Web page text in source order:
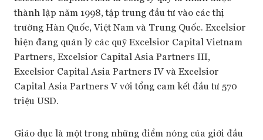
thành lập năm 1998, tập trung đầu tư vào các thị
trường Hàn Quốc, Việt Nam và Trung Quốc. Excelsior
hiện đang quản lý các quỹ Excelsior Capital Vietnam
Partners, Excelsior Capital Asia Partners III,
Excelsior Capital Asia Partners IV và Excelsior
Capital Asia Partners V với tổng cam kết đầu tư 570
triệu USD.
Giáo dục là một trong những điểm nóng của giới đầu